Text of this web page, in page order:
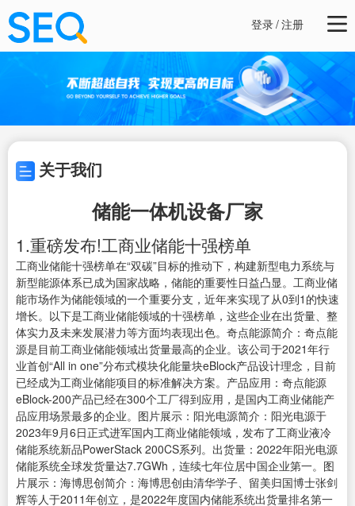
登录/注册
关于我们
储能一体机设备厂家
1.重磅发布!工商业储能十强榜单
工商业储能十强榜单在“双碳”目标的推动下，构建新型电力系统与
新型能源体系已成为国家战略，储能的重要性日益凸显。工商业储
能市场作为储能领域的一个重要分支，近年来实现了从0到1的快速
增长。以下是工商业储能领域的十强榜单，这些企业在出货量、整
体实力及未来发展潜力等方面均表现出色。奇点能源简介：奇点能
源是目前工商业储能领域出货量最高的企业。该公司于2021年行
业首创“All in one”分布式模块化能量块eBlock产品设计理念，目前
已经成为工商业储能项目的标准解决方案。产品应用：奇点能源
eBlock-200产品已经在300个工厂得到应用，是国内工商业储能产
品应用场景最多的企业。图片展示：阳光电源简介：阳光电源于
2023年9月6日正式进军国内工商业储能领域，发布了工商业液冷
储能系统新品PowerStack 200CS系列。出货量：2022年阳光电源
储能系统全球发货量达7.7GWh，连续七年位居中国企业第一。图
片展示：海博思创简介：海博思创由清华学子、留美归国博士张剑
辉等人于2011年创立，是2022年度国内储能系统出货量排名第一